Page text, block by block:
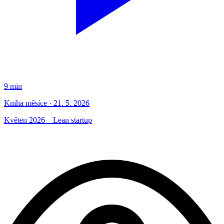
9 min
Kniha měsíce · 21. 5. 2026
Květen 2026 – Lean startup